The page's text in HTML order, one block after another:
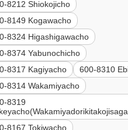
8212 Shiokojicho
8149 Kogawacho
8324 Higashigawacho
8374 Yabunochicho
8317 Kagiyacho
600-8310
8314 Wakamiyacho
8319
8167 Tokiwacho